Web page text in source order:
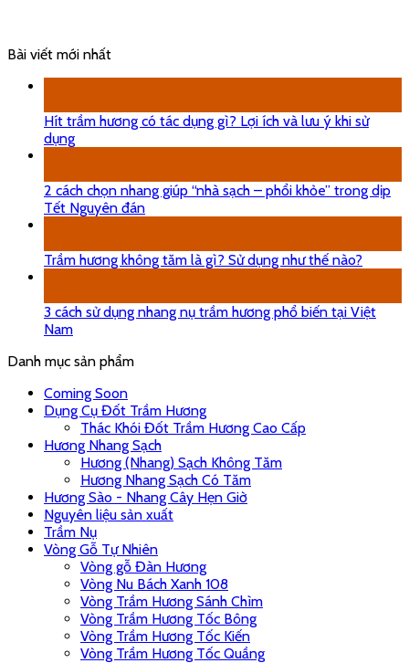
Bài viết mới nhất
Hít trầm hương có tác dụng gì? Lợi ích và lưu ý khi sử
dụng
2 cách chọn nhang giúp “nhà sạch – phổi khỏe” trong dịp
Tết Nguyên đán
Trầm hương không tăm là gì? Sử dụng như thế nào?
3 cách sử dụng nhang nụ trầm hương phổ biến tại Việt
Nam
Danh mục sản phẩm
Coming Soon
Dụng Cụ Đốt Trầm Hương
Thác Khói Đốt Trầm Hương Cao Cấp
Hương Nhang Sạch
Hương (Nhang) Sạch Không Tăm
Hương Nhang Sạch Có Tăm
Hương Sào - Nhang Cây Hẹn Giờ
Nguyên liệu sản xuất
Trầm Nụ
Vòng Gỗ Tự Nhiên
Vòng gỗ Đàn Hương
Vòng Nu Bách Xanh 108
Vòng Trầm Hương Sánh Chìm
Vòng Trầm Hương Tốc Bông
Vòng Trầm Hương Tốc Kiến
Vòng Trầm Hương Tốc Quầng